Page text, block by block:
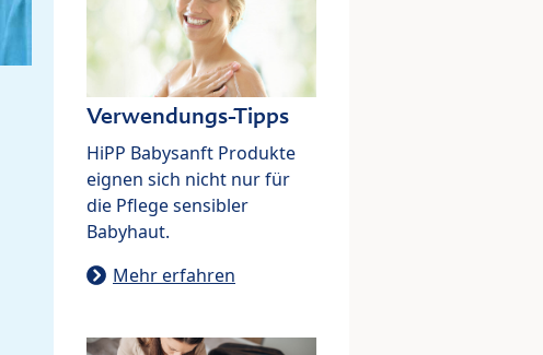
Verwendungs-Tipps
HiPP Babysanft Produkte
eignen sich nicht nur für
die Pflege sensibler
Babyhaut.
Mehr erfahren